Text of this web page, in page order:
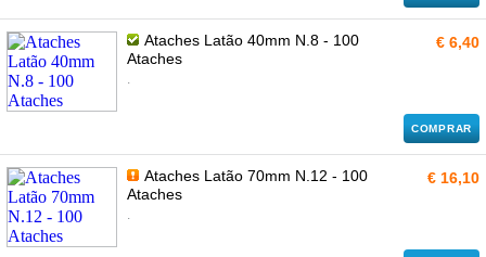
Ataches Latão 40mm N.8 - 100
Ataches
.
€ 6,40
COMPRAR
Ataches Latão 70mm N.12 - 100
Ataches
.
€ 16,10